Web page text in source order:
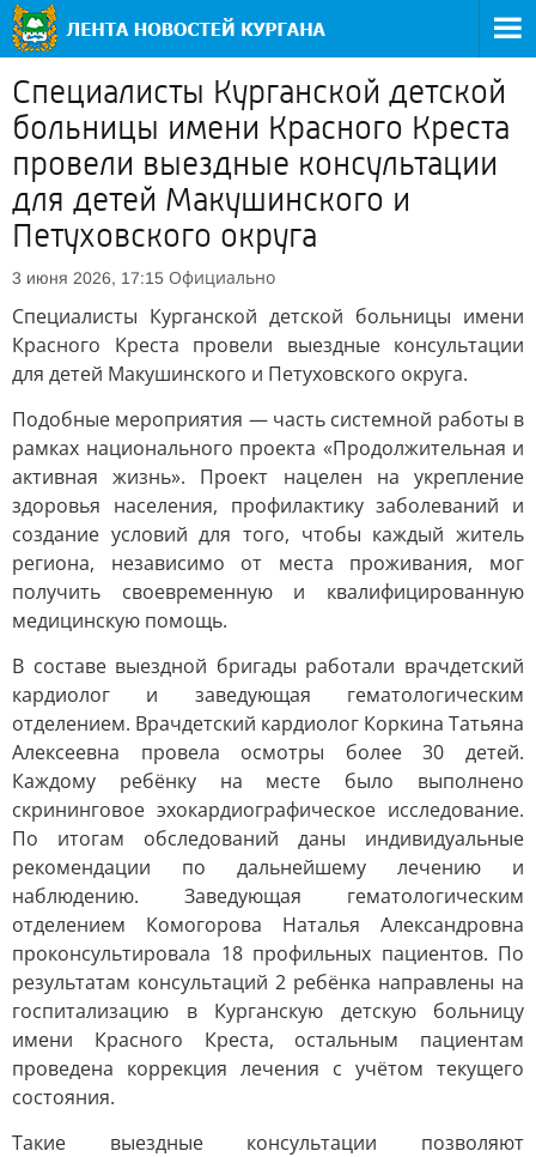
Специалисты Курганской детской
больницы имени Красного Креста
провели выездные консультации
для детей Макушинского и
Петуховского округа
3 июня 2026, 17:15 Официально
Специалисты Курганской детской больницы имени
Красного Креста провели выездные консультации
для детей Макушинского и Петуховского округа.
Подобные мероприятия — часть системной работы в
рамках национального проекта «Продолжительная и
активная жизнь». Проект нацелен на укрепление
здоровья населения, профилактику заболеваний и
создание условий для того, чтобы каждый житель
региона, независимо от места проживания, мог
получить своевременную и квалифицированную
медицинскую помощь.
В составе выездной бригады работали врачдетский
кардиолог и заведующая гематологическим
отделением. Врачдетский кардиолог Коркина Татьяна
Алексеевна провела осмотры более 30 детей.
Каждому ребёнку на месте было выполнено
скрининговое эхокардиографическое исследование.
По итогам обследований даны индивидуальные
рекомендации по дальнейшему лечению и
наблюдению. Заведующая гематологическим
отделением Комогорова Наталья Александровна
проконсультировала 18 профильных пациентов. По
результатам консультаций 2 ребёнка направлены на
госпитализацию в Курганскую детскую больницу
имени Красного Креста, остальным пациентам
проведена коррекция лечения с учётом текущего
состояния.
Такие выездные консультации позволяют